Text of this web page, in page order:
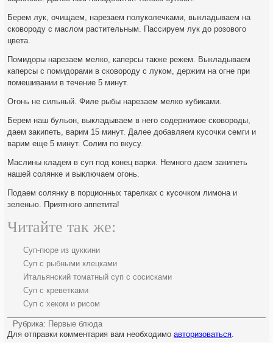
Берем лук, очищаем, нарезаем полуколечками, выкладываем на
сковороду с маслом растительным. Пассируем лук до розового
цвета.
Помидоры нарезаем мелко, каперсы также режем. Выкладываем
каперсы с помидорами в сковороду с луком, держим на огне при
помешивании в течение 5 минут.
Огонь не сильный. Филе рыбы нарезаем мелко кубиками.
Берем наш бульон, выкладываем в него содержимое сковороды,
даем закипеть, варим 15 минут. Далее добавляем кусочки семги и
варим еще 5 минут. Солим по вкусу.
Маслины кладем в суп под конец варки. Немного даем закипеть
нашей солянке и выключаем огонь.
Подаем солянку в порционных тарелках с кусочком лимона и
зеленью. Приятного аппетита!
Читайте так же:
Суп-пюре из цуккини
Суп с рыбными клецками
Итальянский томатный суп с сосисками
Суп с креветками
Суп с хеком и рисом
Рубрика: Первые блюда
Для отправки комментария вам необходимоавторизоваться.